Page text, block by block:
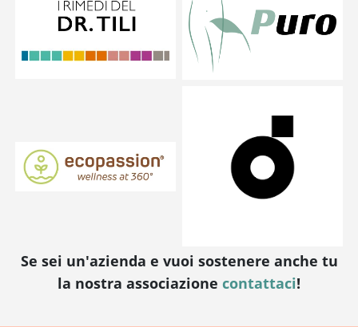
Se sei un'azienda e vuoi sostenere anche tu
la nostra associazione contattaci!